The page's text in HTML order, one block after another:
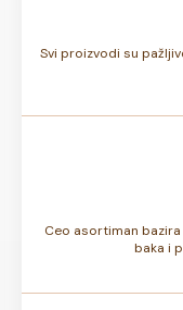
Svi proizvodi su
Ceo asortiman
baka i